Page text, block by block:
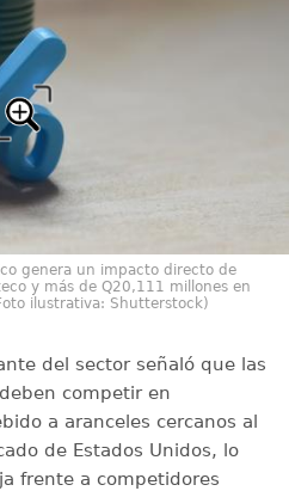
genera un impacto directo de
y más de Q20,111 millones en
ilustrativa: Shutterstock)
del sector señaló que las
competir en
a aranceles cercanos al
de Estados Unidos, lo
frente a competidores